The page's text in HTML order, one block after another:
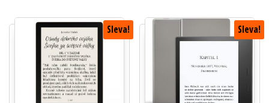
Sleva! Sleva!